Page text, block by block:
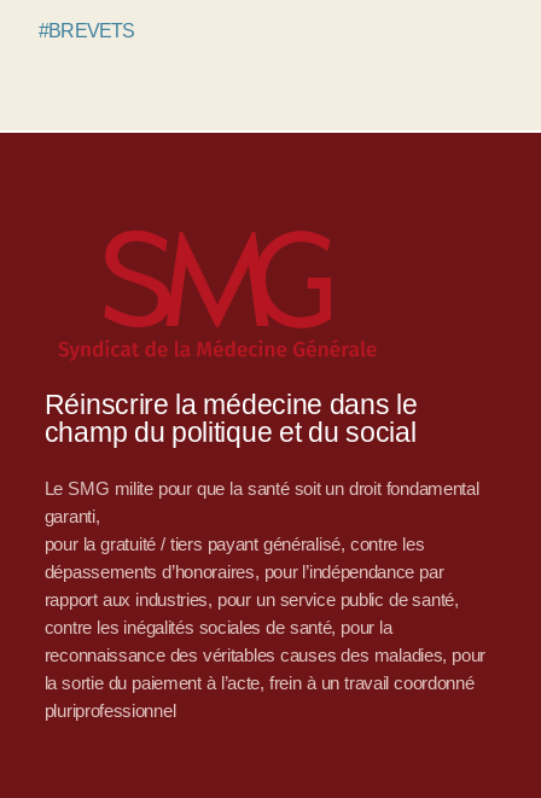
#BREVETS
Réinscrire la médecine dans le
champ du politique et du social
Le SMG milite pour que la santé soit un droit fondamental
garanti,
pour la gratuité / tiers payant généralisé, contre les
dépassements d’honoraires, pour l’indépendance par
rapport aux industries, pour un service public de santé,
contre les inégalités sociales de santé, pour la
reconnaissance des véritables causes des maladies, pour
la sortie du paiement à l’acte, frein à un travail coordonné
pluriprofessionnel